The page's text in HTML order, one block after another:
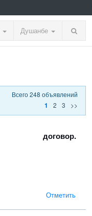
Душанбе
Всего 248 объявлений
1
2 3 >>
договор.
Отметить